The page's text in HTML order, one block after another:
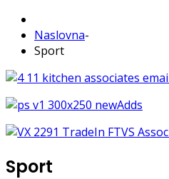
Naslovna-
Sport
Sport